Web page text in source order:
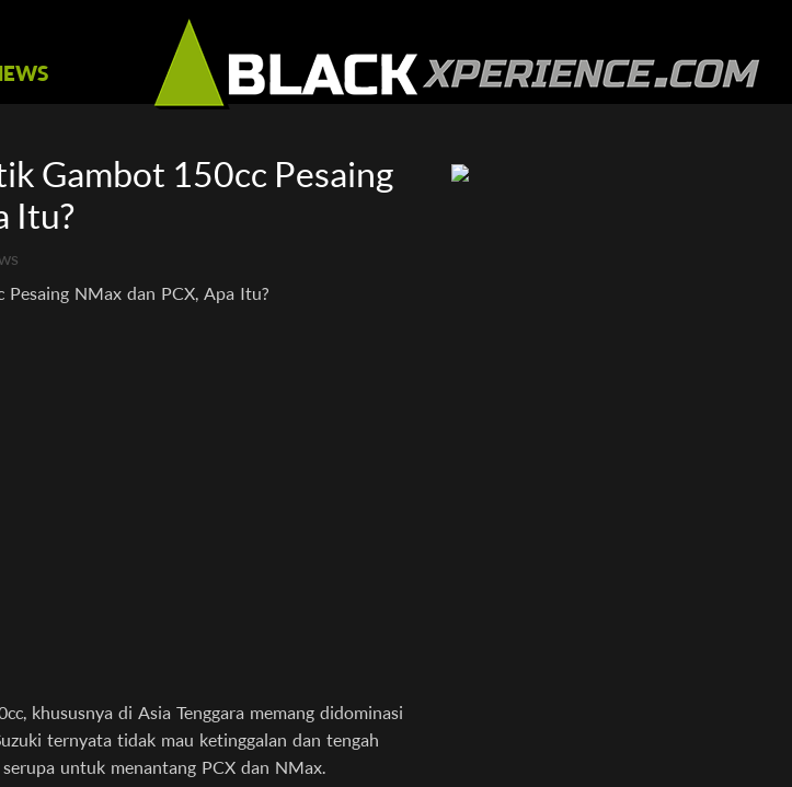
Gambot 150cc Pesaing
Itu?
khususnya di Asia Tenggara memang didominasi
ternyata tidak mau ketinggalan dan tengah
untuk menantang PCX dan NMax.